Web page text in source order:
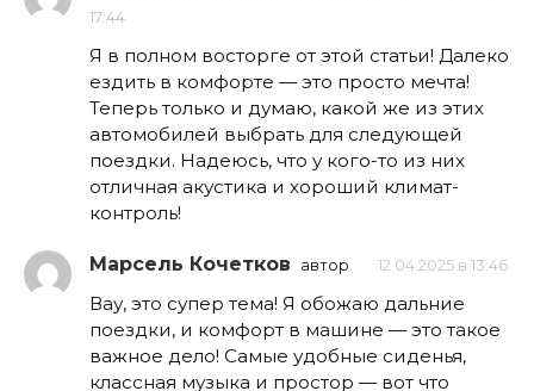
17:44
Я в полном восторге от этой статьи! Далеко
ездить в комфорте — это просто мечта!
Теперь только и думаю, какой же из этих
автомобилей выбрать для следующей
поездки. Надеюсь, что у кого-то из них
отличная акустика и хороший климат-
контроль!
Марсель Кочетков автор 12.04.2025 в 13:46
Вау, это супер тема! Я обожаю дальние
поездки, и комфорт в машине — это такое
важное дело! Самые удобные сиденья,
классная музыка и простор — вот что